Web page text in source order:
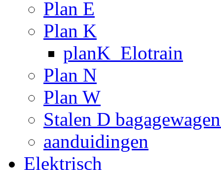
Plan E
Plan K
planK_Elotrain
Plan N
Plan W
Stalen D
aanduidingen
Elektrisch